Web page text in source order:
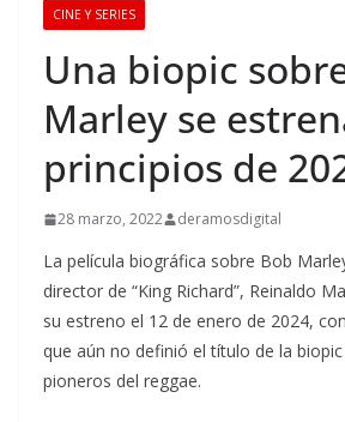
CINE Y SERIES
Una biopic
Marley se
principios de
28 marzo, 2022 deramosdigital
La película biográfica sobre Bob
director de “King Richard”, Reinaldo
su estreno el 12 de enero de 2024,
que aún no definió el título de la
pioneros del reggae.